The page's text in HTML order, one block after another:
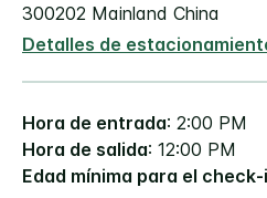
300202 Mainland China
Detalles de
Hora de entrada: 2:00 PM
Hora de salida: 12:00 PM
Edad mínima para el check-